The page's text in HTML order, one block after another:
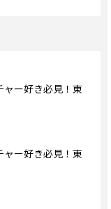
ー好き必見！東
ー好き必見！東